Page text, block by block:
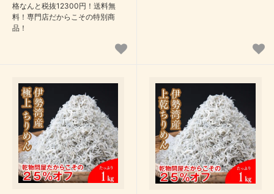
格なんと税抜12300円！送料無
料！専門店だからこその特別商
品！